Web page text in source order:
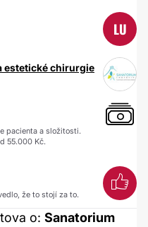
LU
estetické chirurgie
pacienta a složitosti.
55.000 Kč.
že to stojí za to.
o: Sanatorium